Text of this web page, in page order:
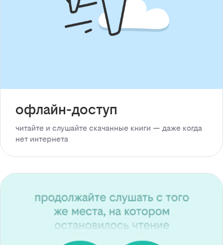
офлайн-доступ
читайте и слушайте скачанные книги — даже когда
нет интернета